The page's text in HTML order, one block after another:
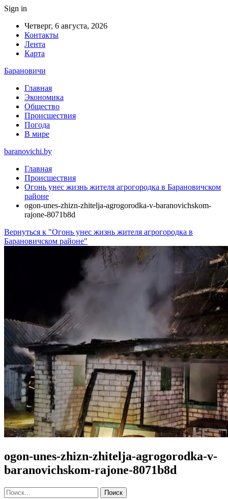
Sign in
Четверг, 6 августа, 2026
Контакты
Лента
Карта
Барановичи
Главная
Экономика
Общество
Происшествия
Погода
В мире
baranovichi.by
Главная
Происшествия
Огонь унес жизнь жителя агрогородка в Барановичском
районе
ogon-unes-zhizn-zhitelja-agrogorodka-v-baranovichskom-
rajone-8071b8d
Вернуться к "Огонь унес жизнь жителя агрогородка в
Барановичском районе"
ogon-unes-zhizn-zhitelja-agrogorodka-v-
baranovichskom-rajone-8071b8d